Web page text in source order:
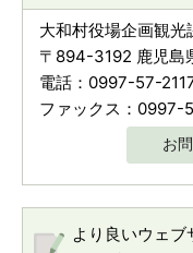
大和村役場企画観光
〒894-3192 鹿児島
電話：0997-57-
ファックス：0997-
お
より良いウェ